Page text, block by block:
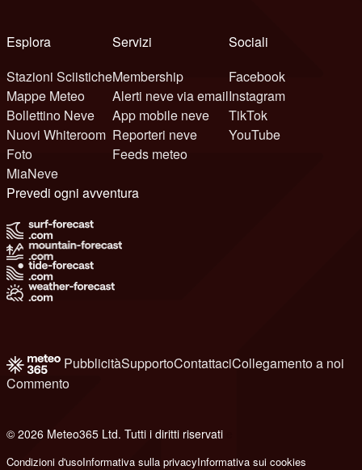
Esplora
Stazioni Sciistiche
Mappe Meteo
Bollettino Neve
Nuovi Whiteroom
Foto
MiaNeve
Servizi
Membership
Alerti neve via email
App mobile neve
Reporteri neve
Feeds meteo
Sociali
Facebook
Instagram
TikTok
YouTube
Prevedi ogni avventura
PubblicitàSupportoContattaciCollegamento a noi
Commento
© 2026 Meteo365 Ltd. Tutti i diritti riservati
Condizioni d'usoInformativa sulla privacyInformativa sui cookies